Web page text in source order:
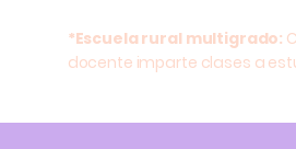
*Escuela rural multigrado:
docente imparte clases a